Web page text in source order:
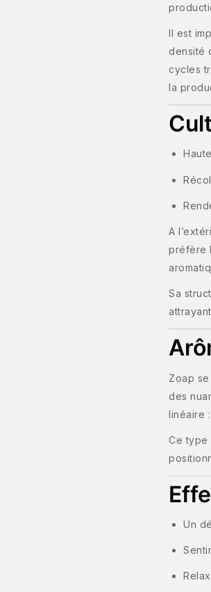
Il est
densité
cycles
la
A
préfère
Sa
Zoap
des
linéaire
Ce type
Un